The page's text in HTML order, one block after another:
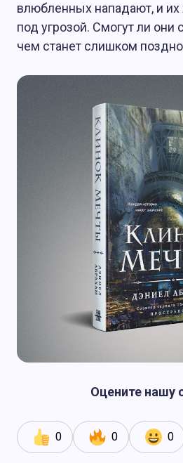
влюбленных нападают, и их
под угрозой. Смогут ли они
чем станет слишком
Оцените нашу
0 0 0